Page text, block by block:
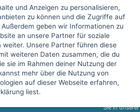
Inserat kündigen
Trage dich hier
Ich stimme
services
diese
Sie in unserer
und Anzeigen zu personalisieren,
zu können und die Zugriffe auf
geben wir Informationen zu
an unsere Partner für soziale
weiter. Unsere Partner führen diese
weiteren Daten zusammen, die du
sie im Rahmen deiner Nutzung der
mehr über die Nutzung von
auf dieser Webseite erfahren,
liest.